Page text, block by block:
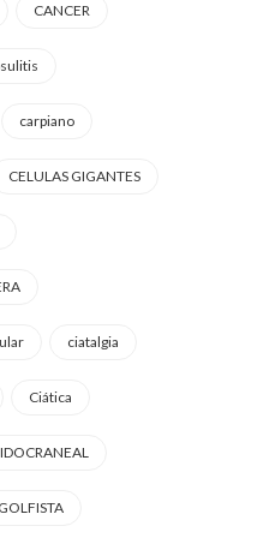
CANCER
carpiano
CELULAS GIGANTES
ciatalgia
Ciática